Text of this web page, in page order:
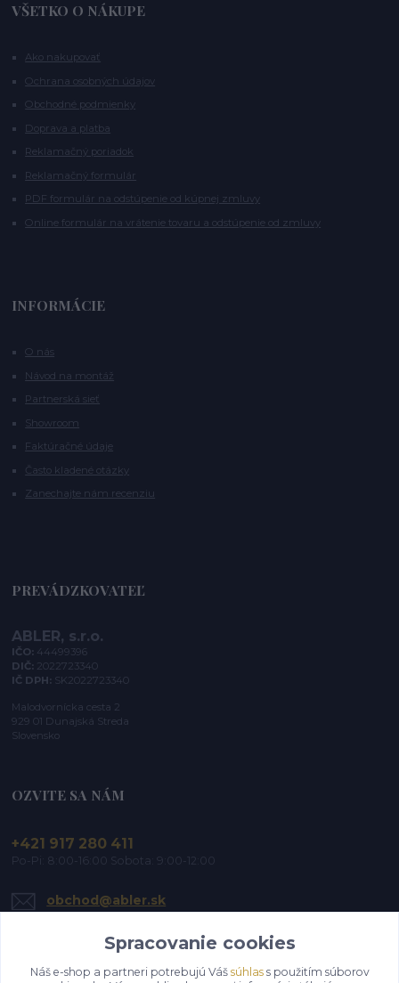
VŠETKO O NÁKUPE
Ako nakupovať
Ochrana osobných údajov
Obchodné podmienky
Doprava a platba
Reklamačný poriadok
Reklamačný formulár
PDF formulár na odstúpenie od kúpnej zmluvy
Online formulár na vrátenie tovaru a odstúpenie od zmluvy
INFORMÁCIE
O nás
Návod na montáž
Partnerská sieť
Showroom
Faktúračné údaje
Často kladené otázky
Zanechajte nám recenziu
PREVÁDZKOVATEĽ
ABLER, s.r.o.
IČO: 44499396
DIČ: 2022723340
IČ DPH: SK2022723340
Malodvornícka cesta 2
929 01 Dunajská Streda
Slovensko
OZVITE SA NÁM
+421 917 280 411
Po-Pi: 8:00-16:00 Sobota: 9:00-12:00
obchod@abler.sk
Spracovanie cookies
Náš e-shop a partneri potrebujú Váš súhlass použitím súborov